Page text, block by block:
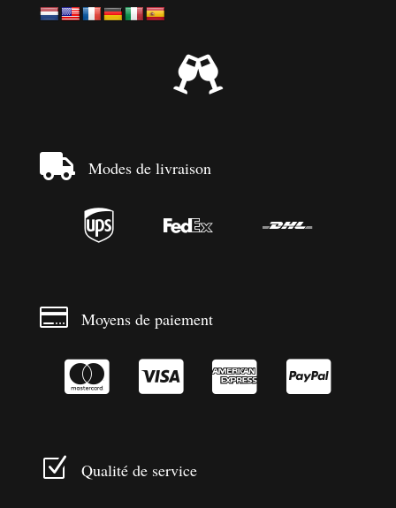

 Modes de livraison
  
 Moyens de paiement
   
Z Qualité de service